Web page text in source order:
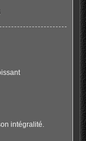
intégralité.